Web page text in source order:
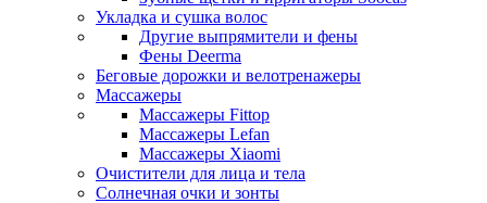
Укладка и сушка волос
Другие выпрямители и фены
Фены Deerma
Беговые дорожки и велотренажеры
Массажеры
Массажеры Fittop
Массажеры Lefan
Массажеры Xiaomi
Очистители для лица и тела
Солнечная очки и зонты